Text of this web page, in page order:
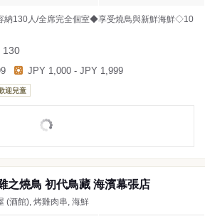
納130人/全席完全個室◆享受燒鳥與新鮮海鮮◇10
130
JPY 1,000 - JPY 1,999
迎兒童
之燒鳥 初代鳥藏 海濱幕張店
(酒館), 烤雞肉串, 海鮮